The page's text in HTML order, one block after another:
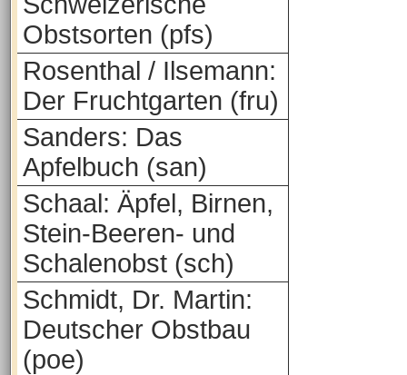
Obstsorten (pfs)
Rosenthal / Ilsemann:
Der Fruchtgarten (fru)
Sanders: Das
Apfelbuch (san)
Schaal: Äpfel, Birnen,
Stein-Beeren- und
Schalenobst (sch)
Schmidt, Dr. Martin:
Deutscher Obstbau
(poe)